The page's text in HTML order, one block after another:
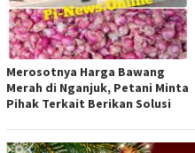
Merosotnya Harga Bawang
Merah di Nganjuk, Petani Minta
Pihak Terkait Berikan Solusi